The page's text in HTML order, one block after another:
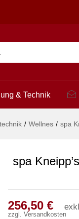
& Technik
/ Wellnes / spa
spa
256,50 €
zzgl. Versandkosten